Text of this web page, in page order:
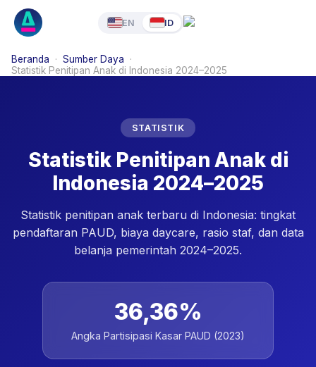
EN ID
Beranda · Sumber Daya
·
Statistik Penitipan Anak di Indonesia 2024–2025
STATISTIK
Statistik Penitipan Anak di
Indonesia 2024–2025
Statistik penitipan anak terbaru di Indonesia: tingkat
pendaftaran PAUD, biaya daycare, rasio staf, dan data
belanja pemerintah 2024–2025.
36,36%
Angka Partisipasi Kasar PAUD (2023)